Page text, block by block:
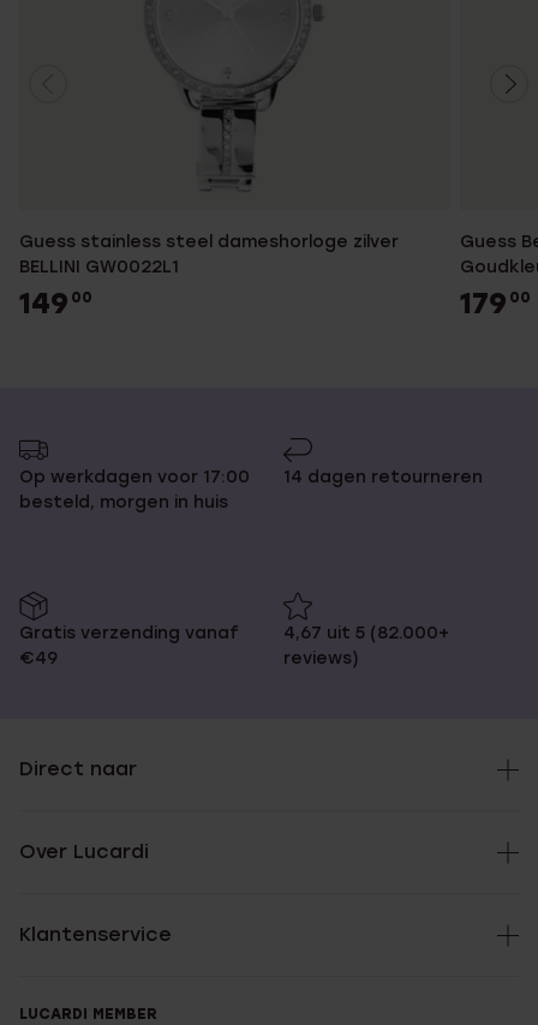
Guess stainless steel dameshorloge zilver
BELLINI GW0022L1
149 00
Guess Bellini Analoog
179 00
Op werkdagen voor 17:00
besteld, morgen in huis
14 dagen retourneren
Gratis verzending vanaf
€49
4,67 uit 5 (82.000+
reviews)
Direct naar
Over Lucardi
Klantenservice
LUCARDI MEMBER